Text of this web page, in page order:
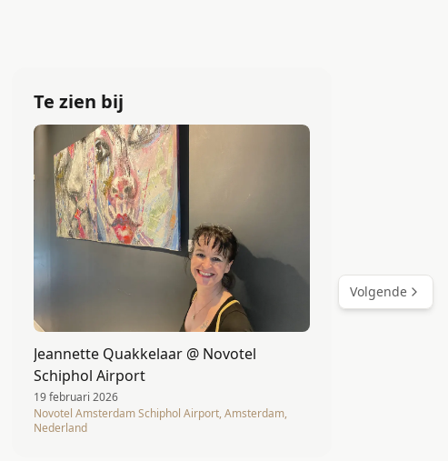
Volgende
Te zien bij
Jeannette Quakkelaar @ Novotel
Schiphol Airport
19 februari 2026
Novotel Amsterdam Schiphol Airport, Amsterdam,
Nederland